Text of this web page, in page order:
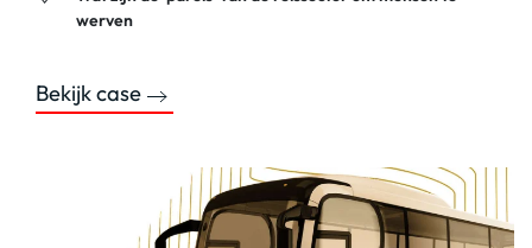
werven
Bekijk case